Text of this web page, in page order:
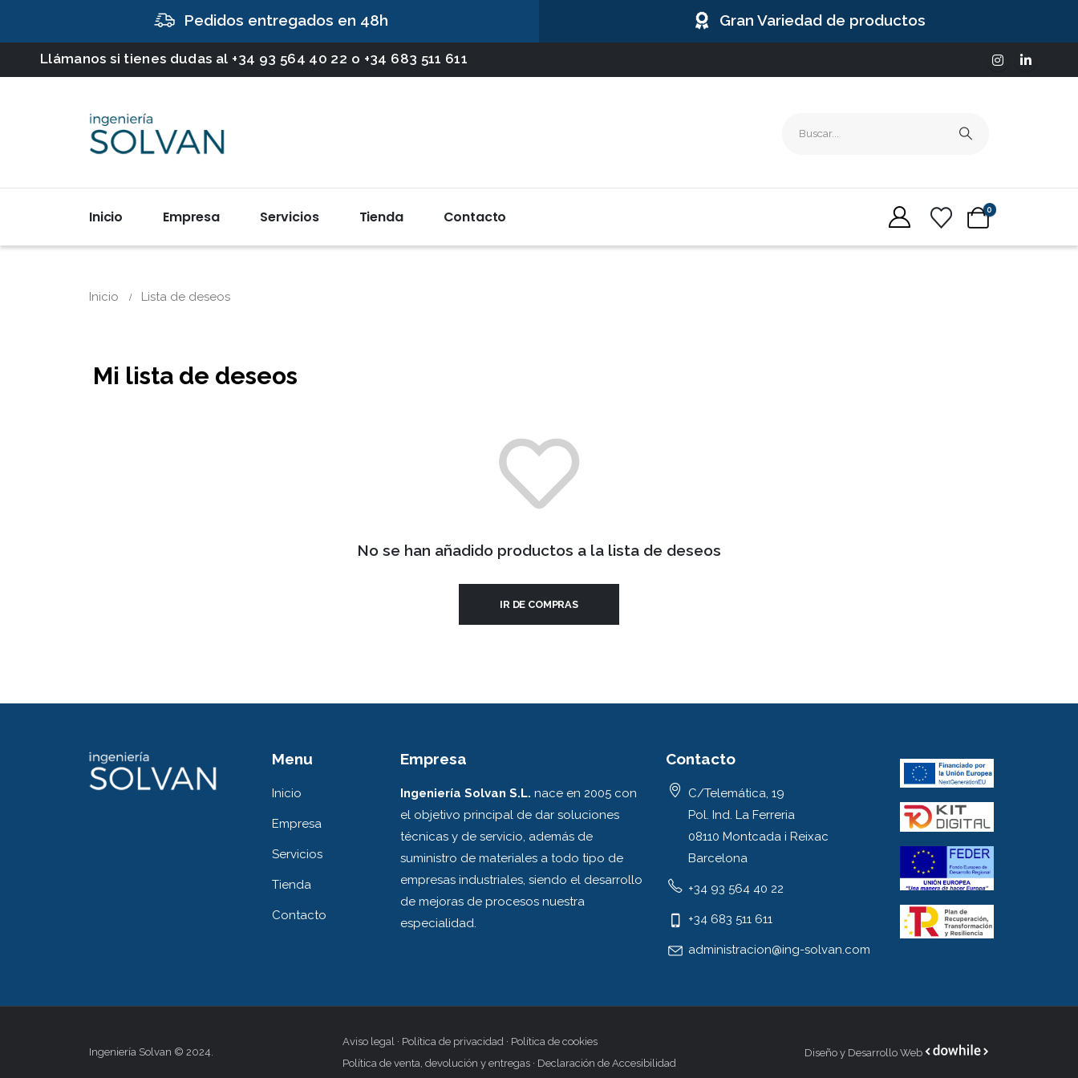
Pedidos entregados en 48h Gran Variedad de productos
Llámanos si tienes dudas al +34 93 564 40 22 o +34 683 511 611
Inicio Empresa Servicios Tienda Contacto 0
Inicio Lista de deseos
Mi lista de deseos
No se han añadido productos a la lista de deseos
IR DE COMPRAS
Menu
Inicio
Empresa
Servicios
Tienda
Contacto
Empresa
Ingeniería Solvan S.L. nace en 2005 con
el objetivo principal de dar soluciones
técnicas y de servicio, además de
suministro de materiales a todo tipo de
empresas industriales, siendo el desarrollo
de mejoras de procesos nuestra
especialidad.
Contacto
C/Telemática, 19
Pol. Ind. La Ferreria
08110 Montcada i Reixac
Barcelona
+34 93 564 40 22
+34 683 511 611
administracion@ing-solvan.com
Ingeniería Solvan © 2024.
Aviso legal· Política de privacidad· Política de cookies
Política de venta, devolución y entregas· Declaración de Accesibilidad
Diseño y Desarrollo Web